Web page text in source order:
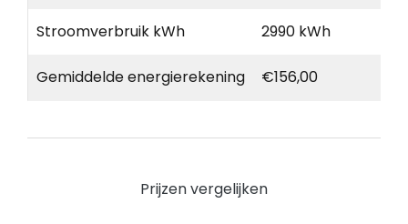
Stroomverbruik kWh 2990 kWh
Gemiddelde energierekening €156,00
Prijzen vergelijken